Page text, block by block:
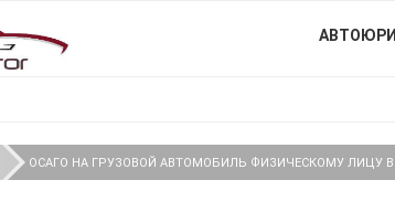
ОСАГО НА ГРУЗОВОЙ АВТОМОБИЛЬ ФИЗИЧЕСКОМУ ЛИЦУ В